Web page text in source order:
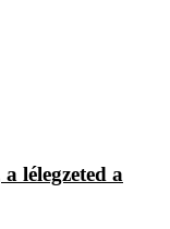
lélegzeted a